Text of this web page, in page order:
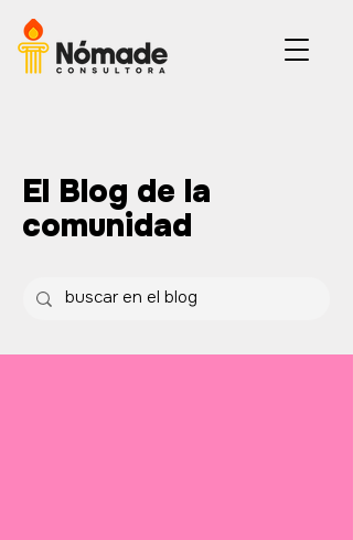
El Blog de la
comunidad